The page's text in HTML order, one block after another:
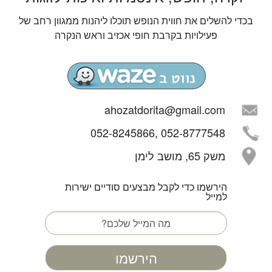
*לא ניתן לעשות ברביקיו באחוזה
בכדי להשלים את חווית הנופש תוכלו ליהנות ממגוון רחב של
פעילויות בקרבת חופי אכזיב וראש הנקרה
ahozatdorita@gmail.com
052-8777548 ,052-8245866
משק 65, מושב לימן
הירשמו כדי לקבל מבצעים סודיים ישירות
למייל